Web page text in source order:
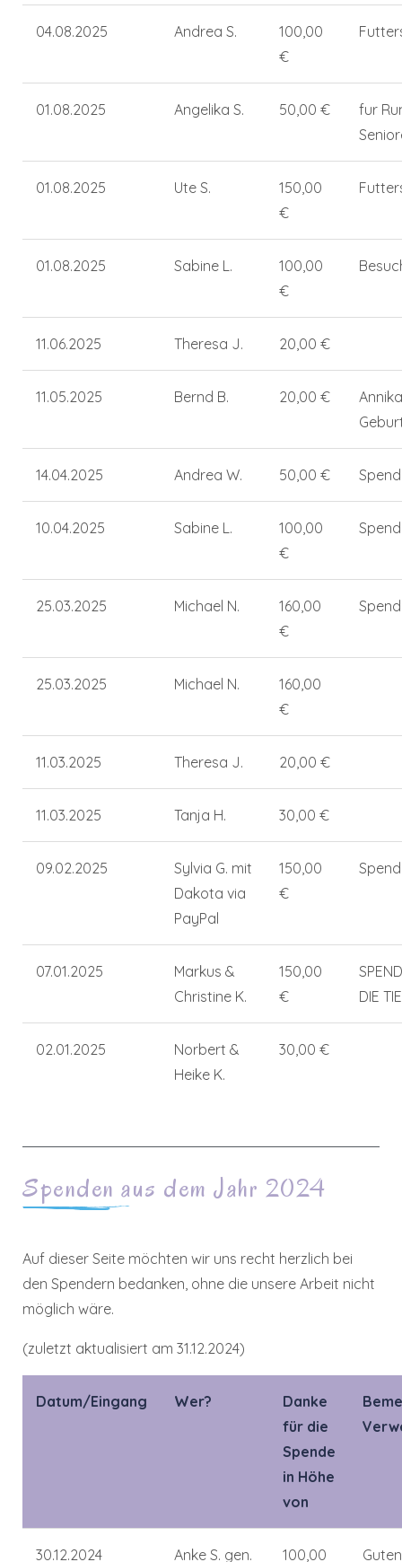
04.08.2025 Andrea S.
100,00
€
01.08.2025 Angelika S. 50,00 €
fur
01.08.2025 Ute S.
150,00
€
01.08.2025 Sabine L.
100,00
€
11.06.2025 Theresa J. 20,00 €
11.05.2025 Bernd B. 20,00 €
14.04.2025 Andrea W. 50,00 €
10.04.2025 Sabine L.
100,00
€
25.03.2025 Michael N.
160,00
€
25.03.2025 Michael N.
160,00
€
11.03.2025 Theresa J. 20,00 €
11.03.2025 Tanja H. 30,00 €
09.02.2025
Sylvia G. mit
Dakota via
PayPal
150,00
€
07.01.2025
Markus &
Christine K.
150,00
€
DIE
02.01.2025
Norbert &
Heike K.
30,00 €
Spenden aus dem Jahr 2024
Auf dieser Seite möchten wir uns recht herzlich bei
den Spendern bedanken, ohne die unsere Arbeit nicht
möglich wäre.
(zuletzt aktualisiert am 31.12.2024)
Datum/Eingang Wer?
Danke
für die
Spende
in Höhe
von
30.12.2024
Anke S. gen.
100,00